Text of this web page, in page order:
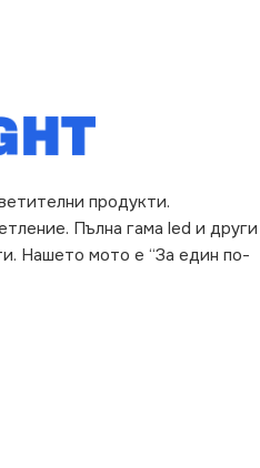
продукти.
Пълна гама led и други
Нашето мото е “За един по-